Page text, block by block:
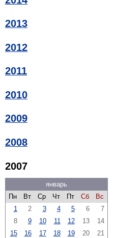
2013
2012
2011
2010
2009
2008
2007
январь
Пн
Вт Ср Чт Пт Сб
Вс
1
2 3 4 5 6
7
8
9 10 11 12 13
14
15
16 17 18 19 20
21